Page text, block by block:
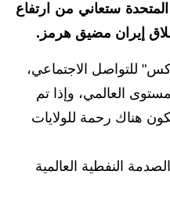
الاخبار الامنية
الاخبار الرياضية
المدارس
اخبار وقرارات وزارة التربية
ستعاني من ارتفاع
إيران مضيق هرمز.
للتواصل الاجتماعي،
العالمي، وإذا تم
هناك رحمة للولايات
النفطية العالمية